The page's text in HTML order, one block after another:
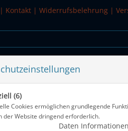
| Kontakt | Widerrufsbelehrung |
WASSERSPORT
- Gr: 2XS
(6)
Cookies ermöglichen grundlegende
der Website dringend erforderlich.
Daten